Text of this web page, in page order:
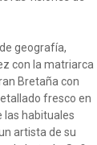
geografía,
con la matriarca
Bretaña con
fresco en
las habituales
artista de su